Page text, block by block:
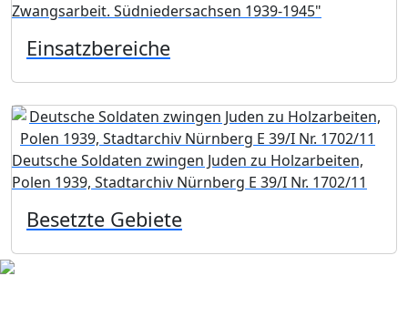
Zwangsarbeit. Südniedersachsen 1939-1945"
Einsatzbereiche
Deutsche Soldaten zwingen Juden zu Holzarbeiten,
Polen 1939, Stadtarchiv Nürnberg E 39/I Nr. 1702/11
Besetzte Gebiete